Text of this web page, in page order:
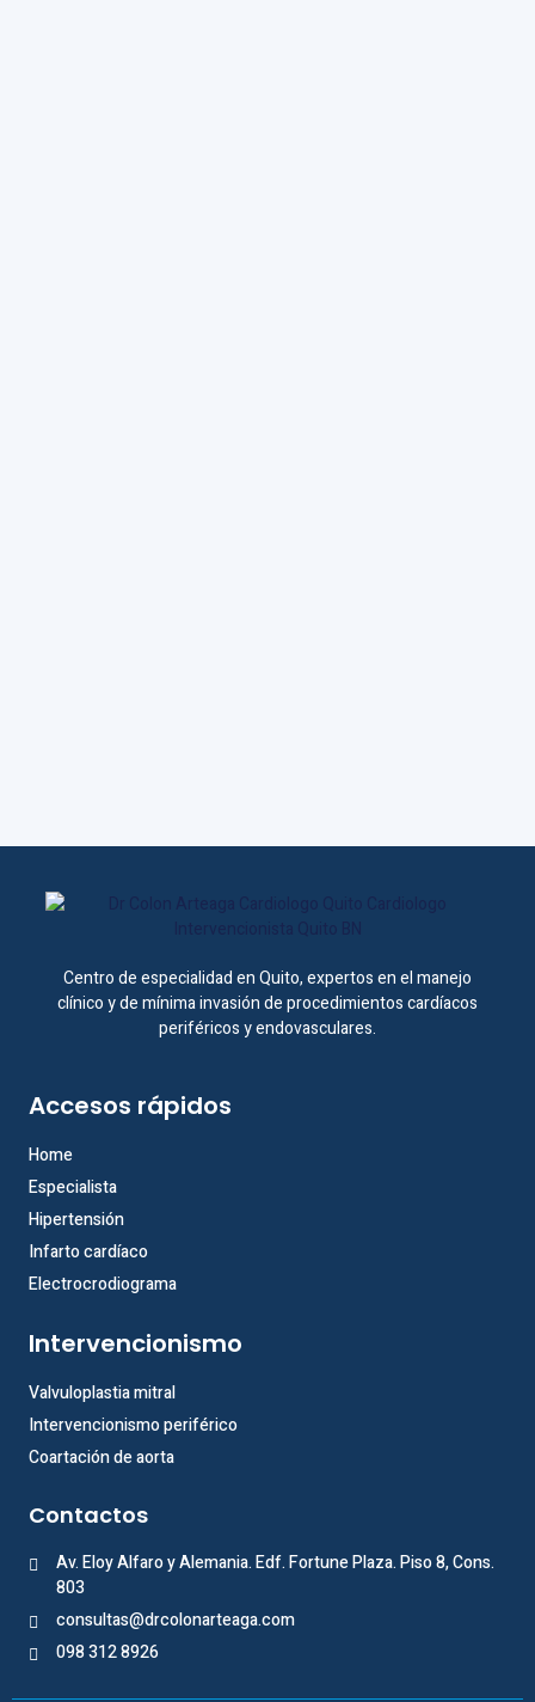
Centro de especialidad en Quito, expertos en el manejo
clínico y de mínima invasión de procedimientos cardíacos
periféricos y endovasculares.
Accesos rápidos
Home
Especialista
Hipertensión
Infarto cardíaco
Electrocrodiograma
Intervencionismo
Valvuloplastia mitral
Intervencionismo periférico
Coartación de aorta
Contactos
Av. Eloy Alfaro y Alemania. Edf. Fortune Plaza. Piso 8, Cons.
803
consultas@drcolonarteaga.com
098 312 8926